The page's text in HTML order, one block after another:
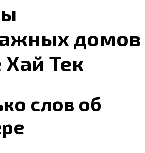
домов
Хай Тек
слов об